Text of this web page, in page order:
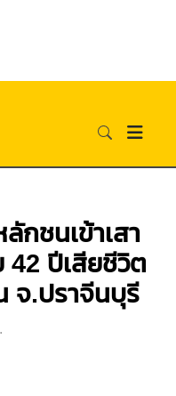
กชนเข้าเสา
42 ปีเสียชีวิต
จ.ปราจีนบุรี